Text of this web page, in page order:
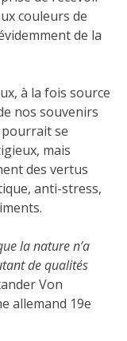
couleurs de
de la
à la fois source
nos souvenirs
pourrait se
mais
des vertus
anti-stress,
la nature n’a
de qualités
Von
allemand 19e